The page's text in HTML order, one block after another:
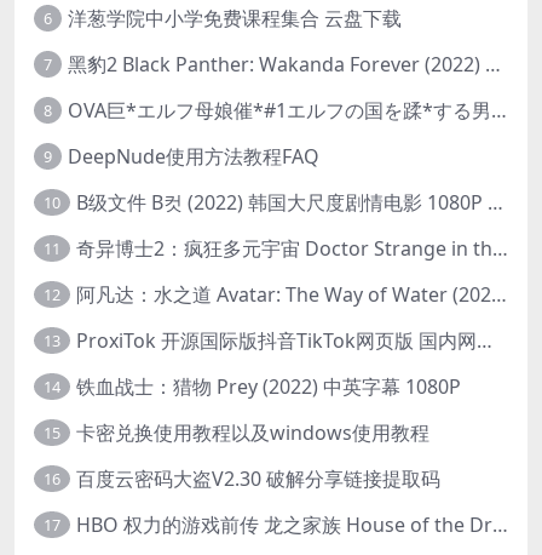
6 洋葱学院中小学免费课程集合 云盘下载
7 黑豹2 Black Panther: Wakanda Forever (2022) 高清版
8 OVA巨*エルフ母娘催*#1エルフの国を蹂*する男。汚された女王と姫
9 DeepNude使用方法教程FAQ
10 B级文件 B컷 (2022) 韩国大尺度剧情电影 1080P 中字
11 奇异博士2：疯狂多元宇宙 Doctor Strange in the Multiverse of Madness (2022) 高清版1080p
12 阿凡达：水之道 Avatar: The Way of Water (2022) 1080p 2k 4k 中文字幕
13 ProxiTok 开源国际版抖音TikTok网页版 国内网络直连
14 铁血战士：猎物 Prey (2022) 中英字幕 1080P
15 卡密兑换使用教程以及windows使用教程
16 百度云密码大盗V2.30 破解分享链接提取码
17 HBO 权力的游戏前传 龙之家族 House of the Dragon (2022) 中字 1080P 更新4集